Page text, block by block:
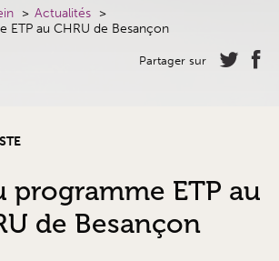
Actualités
ETP au CHRU de Besançon
Partager sur
programme ETP au
de Besançon